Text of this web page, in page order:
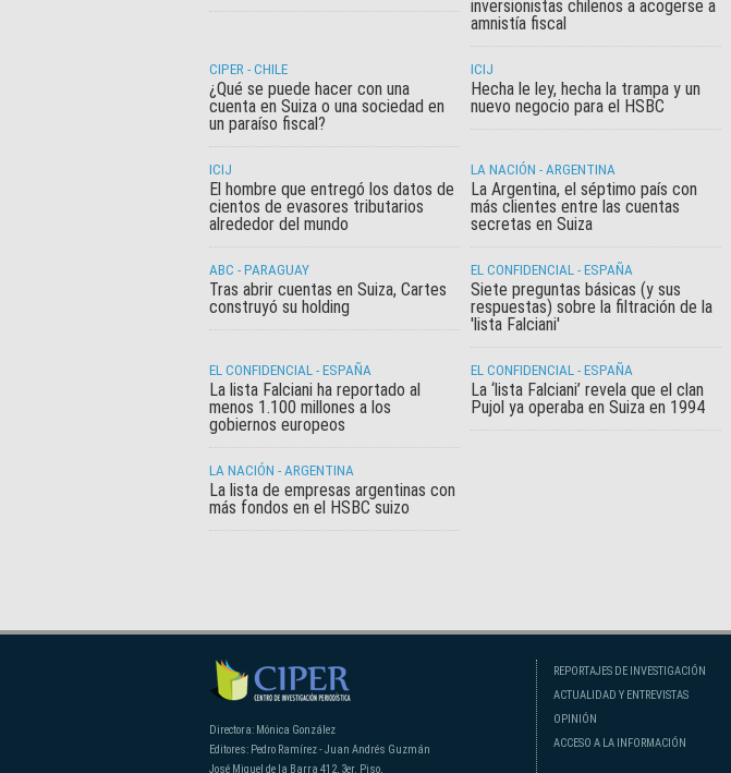
inversionistas chilenos a acogerse a
amnistía fiscal
CIPER - CHILE
¿Qué se puede hacer con una
cuenta en Suiza o una sociedad en
un paraíso fiscal?
ICIJ
Hecha le ley, hecha la trampa y un
nuevo negocio para el HSBC
ICIJ
El hombre que entregó los datos de
cientos de evasores tributarios
alrededor del mundo
LA NACIÓN - ARGENTINA
La Argentina, el séptimo país con
más clientes entre las cuentas
secretas en Suiza
ABC - PARAGUAY
Tras abrir cuentas en Suiza, Cartes
construyó su holding
EL CONFIDENCIAL - ESPAÑA
Siete preguntas básicas (y sus
respuestas) sobre la filtración de la
'lista Falciani'
EL CONFIDENCIAL - ESPAÑA
La lista Falciani ha reportado al
menos 1.100 millones a los
gobiernos europeos
EL CONFIDENCIAL - ESPAÑA
La ‘lista Falciani’ revela que el clan
Pujol ya operaba en Suiza en 1994
LA NACIÓN - ARGENTINA
La lista de empresas argentinas con
más fondos en el HSBC suizo
Directora: Mónica González
Editores: Pedro Ramírez - Juan Andrés Guzmán
José Miguel de la Barra 412, 3er. Piso,
REPORTAJES DE INVESTIGACIÓN
ACTUALIDAD Y ENTREVISTAS
OPINIÓN
ACCESO A LA INFORMACIÓN